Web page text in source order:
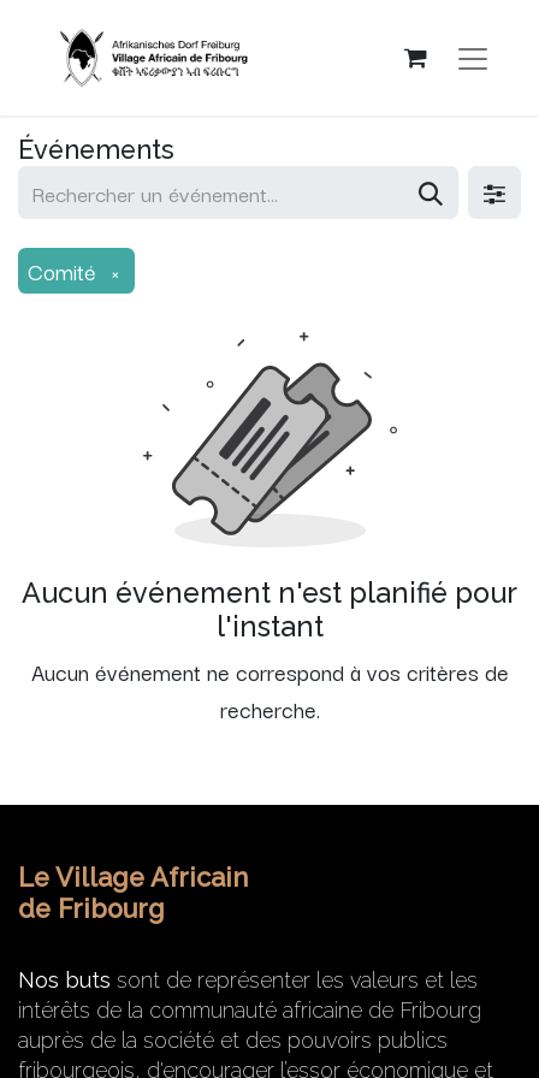
Événements
Comité ×
Aucun événement n'est planifié pour
l'instant
Aucun événement ne correspond à vos critères de
recherche.
Le Village Africain
de Fribourg
Nos buts sont de représenter les valeurs et les
intérêts de la communauté africaine de Fribourg
auprès de la société et des pouvoirs publics
fribourgeois, d'encourager l’essor économique et